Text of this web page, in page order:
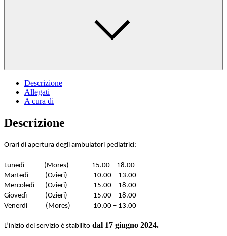
Descrizione
Allegati
A cura di
Descrizione
Orari di apertura degli ambulatori pediatrici:
Lunedì (Mores) 15.00 – 18.00
Martedì (Ozieri) 10.00 – 13.00
Mercoledì (Ozieri) 15.00 – 18.00
Giovedì (Ozieri) 15.00 – 18.00
Venerdì (Mores) 10.00 – 13.00
L’inizio del servizio è stabilito dal 17 giugno 2024.